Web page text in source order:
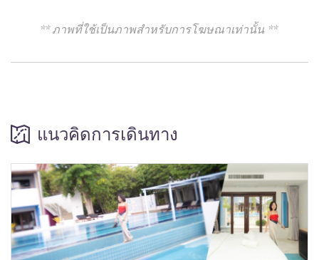
** ภาพที่ใช้เป็นภาพสำหรับการโฆษณาเท่านั้น **
แนวคิดการเดินทาง